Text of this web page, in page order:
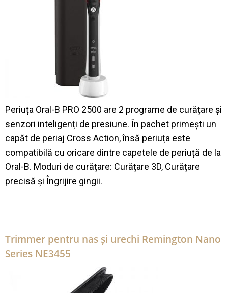
Periuța Oral-B PRO 2500 are 2 programe de curățare și
senzori inteligenți de presiune. În pachet primești un
capăt de periaj Cross Action, însă periuța este
compatibilă cu oricare dintre capetele de periuță de la
Oral-B. Moduri de curățare: Curățare 3D, Curățare
precisă și Îngrijire gingii.
Trimmer pentru nas și urechi Remington Nano
Series NE3455